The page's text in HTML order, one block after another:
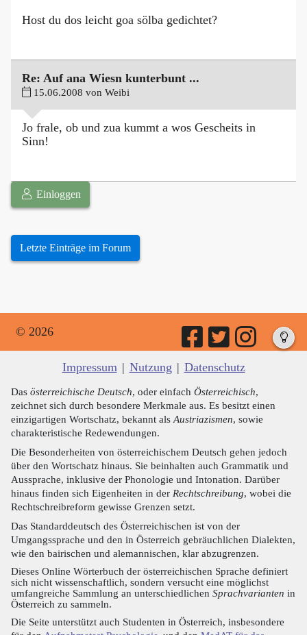
Host du dos leicht goa sölba gedichtet?
Re: Auf ana Wiesn kunterbunt ...
15.06.2008 von Weibi
Jo frale, ob und zua kummt a wos Gescheits in
Sinn!
Einloggen
Letzte Einträge im Forum
© 2026
Impressum | Nutzung | Datenschutz
Das österreichische Deutsch, oder einfach Österreichisch,
zeichnet sich durch besondere Merkmale aus. Es besitzt einen
einzigartigen Wortschatz, bekannt als Austriazismen, sowie
charakteristische Redewendungen.
Die Besonderheiten von österreichischem Deutsch gehen jedoch
über den Wortschatz hinaus. Sie beinhalten auch Grammatik und
Aussprache, inklusive der Phonologie und Intonation. Darüber
hinaus finden sich Eigenheiten in der Rechtschreibung, wobei die
Rechtschreibreform gewisse Grenzen setzt.
Das Standarddeutsch des Österreichischen ist von der
Umgangssprache und den in Österreich gebräuchlichen Dialekten,
wie den bairischen und alemannischen, klar abzugrenzen.
Dieses Online Wörterbuch der österreichischen Sprache definiert
sich nicht wissenschaftlich, sondern versucht eine möglichst
umfangreiche Sammlung an unterschiedlichen Sprachvarianten in
Österreich zu sammeln.
Die Seite unterstützt auch Studenten in Österreich, insbesondere